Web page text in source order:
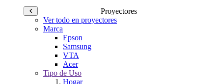
Proyectores
Ver todo en proyectores
Marca
Epson
Samsung
VTA
Acer
Tipo de Uso
Hogar